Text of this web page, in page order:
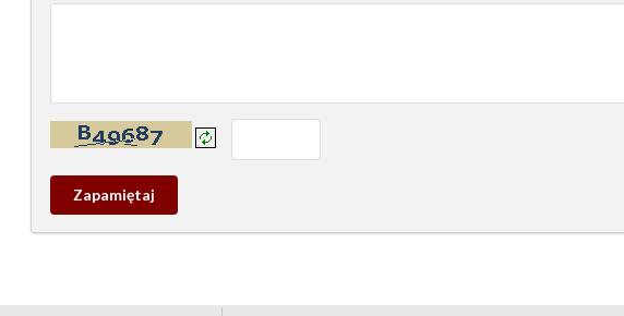
Kontrola - wprowadź tekst z obrazka:
Zapamietaj
wpis